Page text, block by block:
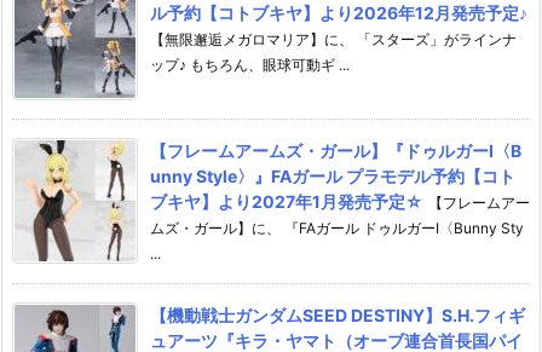
ル予約【コトブキヤ】より2026年12月発売予定♪
【無限邂逅メガロマリア】に、 「スターズ」がラインナ
ップ♪ もちろん、眼球可動ギ ...
【フレームアームズ・ガール】『ドゥルガーI〈B
unny Style〉』FAガール プラモデル予約【コト
ブキヤ】より2027年1月発売予定☆
【フレームアー
ムズ・ガール】に、 『FAガール ドゥルガーI〈Bunny Sty
...
【機動戦士ガンダムSEED DESTINY】S.H.フィギ
ュアーツ『キラ・ヤマト（オーブ連合首長国パイ